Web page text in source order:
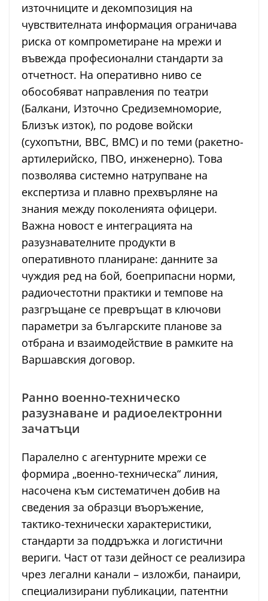
източниците и декомпозиция на
чувствителната информация ограничава
риска от компрометиране на мрежи и
въвежда професионални стандарти за
отчетност. На оперативно ниво се
обособяват направления по театри
(Балкани, Източно Средиземноморие,
Близък изток), по родове войски
(сухопътни, ВВС, ВМС) и по теми (ракетно-
артилерийско, ПВО, инженерно). Това
позволява системно натрупване на
експертиза и плавно прехвърляне на
знания между поколенията офицери.
Важна новост е интеграцията на
разузнавателните продукти в
оперативното планиране: данните за
чуждия ред на бой, боеприпасни норми,
радиочестотни практики и темпове на
разгръщане се превръщат в ключови
параметри за българските планове за
отбрана и взаимодействие в рамките на
Варшавския договор.
Ранно военно-техническо
разузнаване и радиоелектронни
зачатъци
Паралелно с агентурните мрежи се
формира „военно-техническа“ линия,
насочена към систематичен добив на
сведения за образци въоръжение,
тактико-технически характеристики,
стандарти за поддръжка и логистични
вериги. Част от тази дейност се реализира
чрез легални канали – изложби, панаири,
специализирани публикации, патентни